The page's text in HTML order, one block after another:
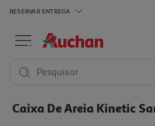
RESERVAR ENTREGA
Pesquisar
Caixa De Areia Kinetic